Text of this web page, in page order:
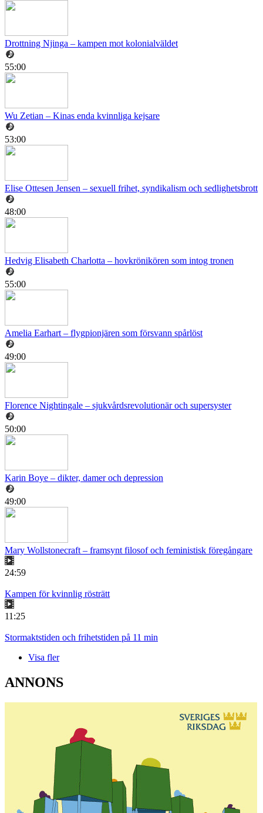
Drottning Njinga – kampen mot kolonialväldet
55:00
Wu Zetian – Kinas enda kvinnliga kejsare
53:00
Elise Ottesen Jensen – sexuell frihet, syndikalism och sedlighetsbrott
48:00
Hedvig Elisabeth Charlotta – hovkrönikören som intog tronen
55:00
Amelia Earhart – flygpionjären som försvann spårlöst
49:00
Florence Nightingale – sjukvårdsrevolutionär och supersyster
50:00
Karin Boye – dikter, damer och depression
49:00
Mary Wollstonecraft – framsynt filosof och feministisk föregångare
24:59
Kampen för kvinnlig rösträtt
11:25
Stormaktstiden och frihetstiden på 11 min
Visa fler
ANNONS